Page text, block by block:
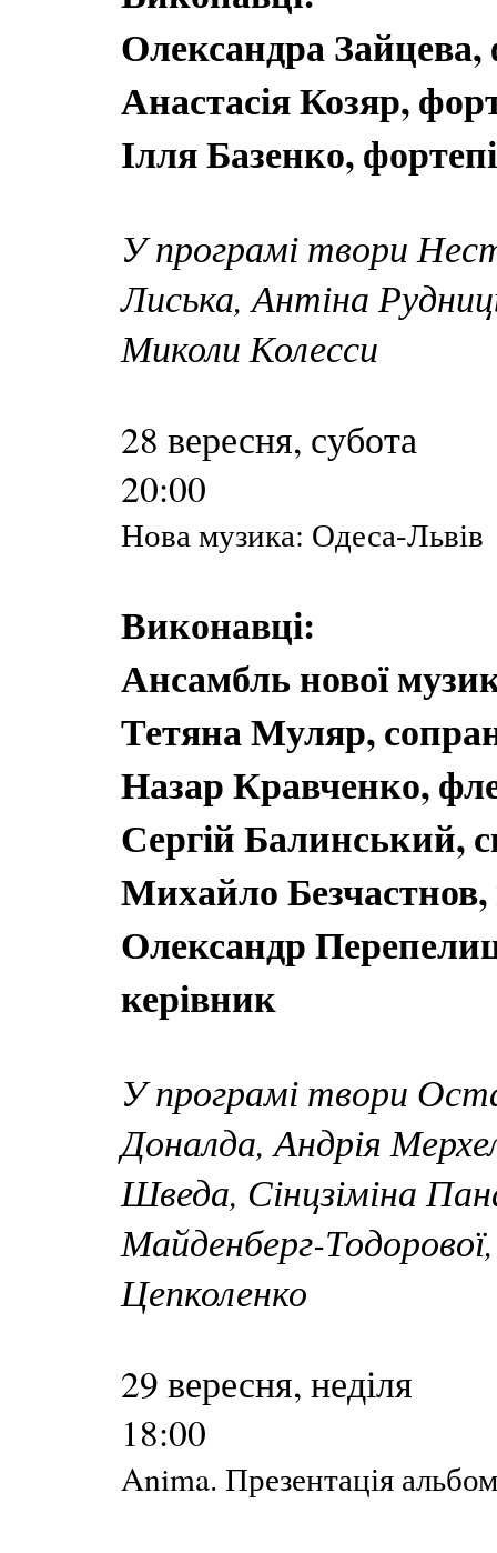
Олександра Зайцева,
Анастасія Козяр,
Ілля Базенко,
У програмі твори
Лиська, Антіна
Миколи Колесси
28 вересня, субота
20:00
Нова музика: Одеса-Львів
Виконавці:
Ансамбль нової
Тетяна Муляр,
Назар Кравченко,
Сергій Балинський,
Михайло Безчастнов,
Олександр
керівник
У програмі твори
Доналда, Андрія
Шведа, Сінцзіміна
Майденберг-
Цепколенко
29 вересня, неділя
18:00
Anima. Презентація